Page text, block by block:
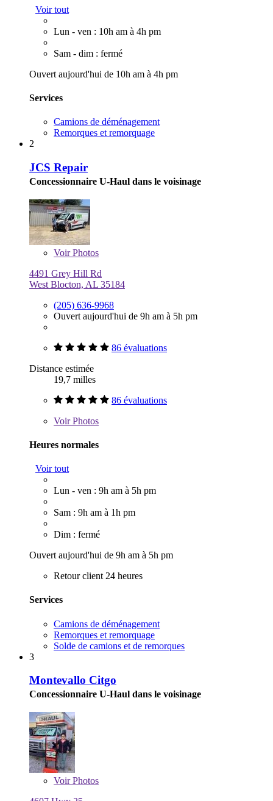
Voir tout
Lun - ven : 10h am à 4h pm
Sam - dim : fermé
Ouvert aujourd'hui de 10h am à 4h pm
Services
Camions de déménagement
Remorques et remorquage
2
JCS Repair
Concessionnaire U-Haul dans le voisinage
VoirPhotos
4491 Grey Hill Rd
West Blocton, AL 35184
(205) 636-9968
Ouvert aujourd'hui de 9h am à 5h pm
86 évaluations
Distance estimée
19,7 milles
86 évaluations
VoirPhotos
Heures normales
Voir tout
Lun - ven : 9h am à 5h pm
Sam : 9h am à 1h pm
Dim : fermé
Ouvert aujourd'hui de 9h am à 5h pm
Retour client 24 heures
Services
Camions de déménagement
Remorques et remorquage
Solde de camions et de remorques
3
Montevallo Citgo
Concessionnaire U-Haul dans le voisinage
VoirPhotos